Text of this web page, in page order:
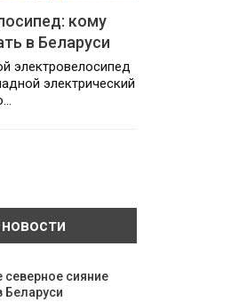
кому
в Беларуси
электровелосипед
электрический
северное сияние
Беларуси